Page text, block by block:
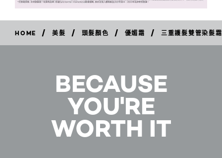
HOME / 美髮 / 頭髮顏色 / 優媚霜 / 三重護髮雙管染髮霜
BECAUSE
YOU'RE
WORTH IT